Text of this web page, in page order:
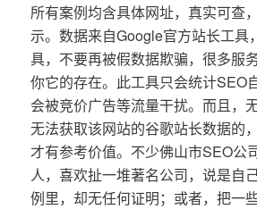
所有案例均含具体网址，真实可查
示。数据来自Google官方站长工具
具，不要再被假数据欺骗，很多服
你它的存在。此工具只会统计SEO
会被竞价广告等流量干扰。而且，
无法获取该网站的谷歌站长数据的
才有参考价值。不少佛山市SEO公
人，喜欢扯一堆著名公司，说是自
例里，却无任何证明；或者，把一